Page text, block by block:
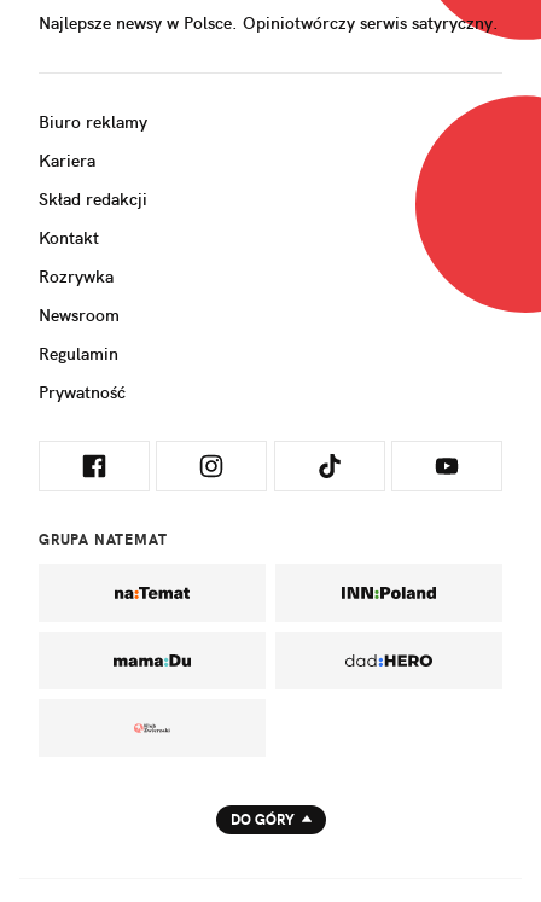
Najlepsze newsy w Polsce. Opiniotwórczy serwis satyryczny.
Biuro reklamy
Kariera
Skład redakcji
Kontakt
Rozrywka
Newsroom
Regulamin
Prywatność
GRUPA NATEMAT
DO GÓRY